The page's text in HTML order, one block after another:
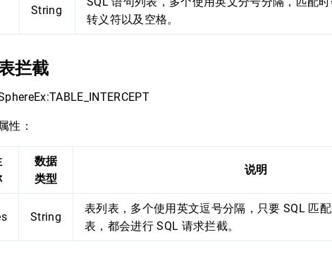
String
转义符以及空格。
拦截
性：
数据
类型
说明
String
表列表，多个使用英文逗号分隔，只要 SQL 匹
表，都会进行 SQL 请求拦截。